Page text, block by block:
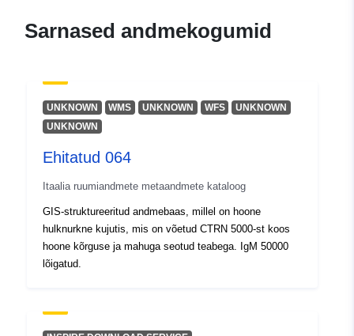
Koordinaadid:
], [ 12.33, 46.21 ] ]
Identifikaatorid:
m7501-cc-i9363
Sarnased andmekogumid
UNKNOWN WMS UNKNOWN WFS
UNKNOWN
UNKNOWN
Ehitatud 064
Itaalia ruumiandmete metaandmete kataloog
GIS-struktureeritud andmebaas, millel on hoone
hulknurkne kujutis, mis on võetud CTRN 5000-st koos
hoone kõrguse ja mahuga seotud teabega. IgM 50000
lõigatud.